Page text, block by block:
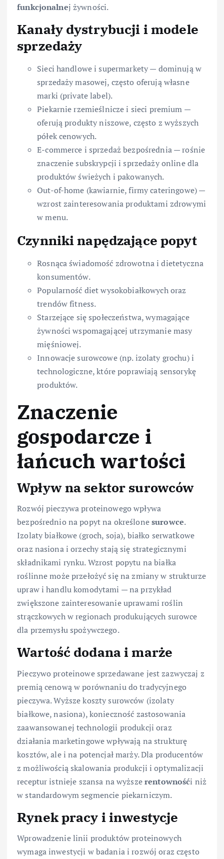
funkcjonalnej żywności.
Kanały dystrybucji i modele
sprzedaży
Sieci handlowe i supermarkety — dominują w
sprzedaży masowej, często oferują własne
marki (private label).
Piekarnie rzemieślnicze i sieci premium —
oferują produkty niszowe, często z wyższych
półek cenowych.
E-commerce i sprzedaż bezpośrednia — rośnie
znaczenie subskrypcji i sprzedaży online dla
produktów świeżych i pakowanych.
Out-of-home (kawiarnie, firmy cateringowe) —
wzrost zainteresowania produktami zdrowymi
w menu.
Czynniki napędzające popyt
Rosnąca świadomość zdrowotna i dietetyczna
konsumentów.
Popularność diet wysokobiałkowych oraz
trendów fitness.
Starzejące się społeczeństwa, wymagające
żywności wspomagającej utrzymanie masy
mięśniowej.
Innowacje surowcowe (np. izolaty grochu) i
technologiczne, które poprawiają sensorykę
produktów.
Znaczenie
gospodarcze i
łańcuch wartości
Wpływ na sektor surowców
Rozwój pieczywa proteinowego wpływa
bezpośrednio na popyt na określonesurowce.
Izolaty białkowe (groch, soja), białko serwatkowe
oraz nasiona i orzechy stają się strategicznymi
składnikami rynku. Wzrost popytu na białka
roślinne może przełożyć się na zmiany w strukturze
upraw i handlu komodytami — na przykład
zwiększone zainteresowanie uprawami roślin
strączkowych w regionach produkujących surowce
dla przemysłu spożywczego.
Wartość dodana i marże
Pieczywo proteinowe sprzedawane jest zazwyczaj z
premią cenową w porównaniu do tradycyjnego
pieczywa. Wyższe koszty surowców (izolaty
białkowe, nasiona), konieczność zastosowania
zaawansowanej technologii produkcji oraz
działania marketingowe wpływają na strukturę
kosztów, ale i na potencjał marży. Dla producentów
z możliwością skalowania produkcji i optymalizacji
receptur istnieje szansa na wyższerentownośći niż
w standardowym segmencie piekarniczym.
Rynek pracy i inwestycje
Wprowadzenie linii produktów proteinowych
wymaga inwestycji w badania i rozwój oraz często